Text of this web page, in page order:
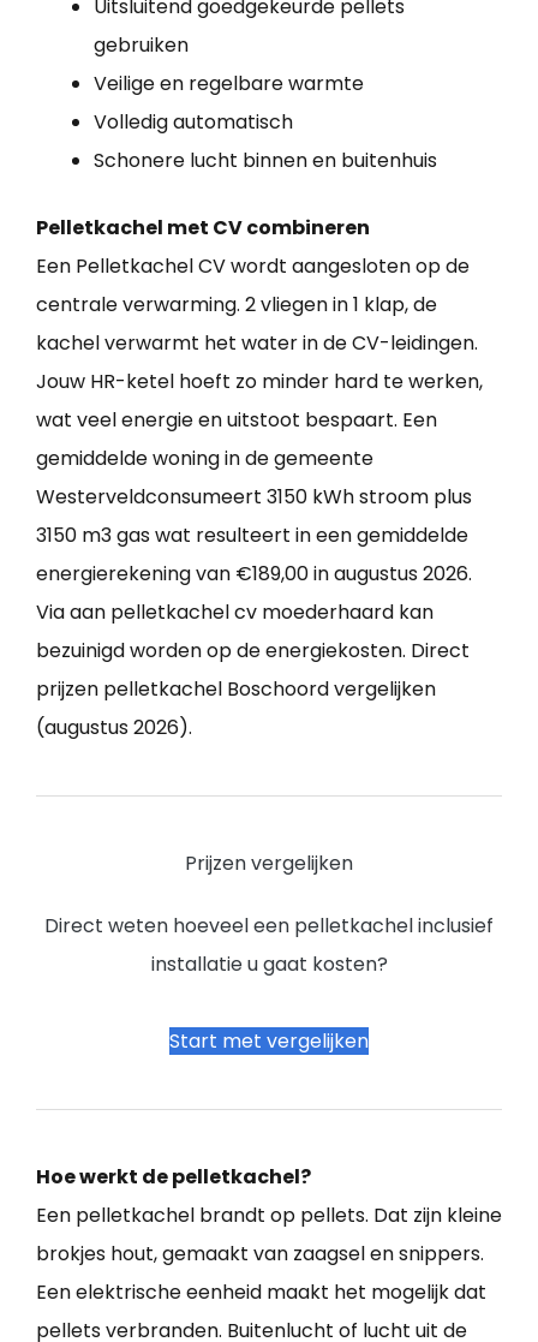
Uitsluitend goedgekeurde pellets
gebruiken
Veilige en regelbare warmte
Volledig automatisch
Schonere lucht binnen en buitenhuis
Pelletkachel met CV combineren
Een Pelletkachel CV wordt aangesloten op de
centrale verwarming. 2 vliegen in 1 klap, de
kachel verwarmt het water in de CV-leidingen.
Jouw HR-ketel hoeft zo minder hard te werken,
wat veel energie en uitstoot bespaart. Een
gemiddelde woning in de gemeente
Westerveldconsumeert 3150 kWh stroom plus
3150 m3 gas wat resulteert in een gemiddelde
energierekening van €189,00 in augustus 2026.
Via aan pelletkachel cv moederhaard kan
bezuinigd worden op de energiekosten. Direct
prijzen pelletkachel Boschoord vergelijken
(augustus 2026).
Prijzen vergelijken
Direct weten hoeveel een pelletkachel inclusief
installatie u gaat kosten?
Start met vergelijken
Hoe werkt de pelletkachel?
Een pelletkachel brandt op pellets. Dat zijn kleine
brokjes hout, gemaakt van zaagsel en snippers.
Een elektrische eenheid maakt het mogelijk dat
pellets verbranden. Buitenlucht of lucht uit de